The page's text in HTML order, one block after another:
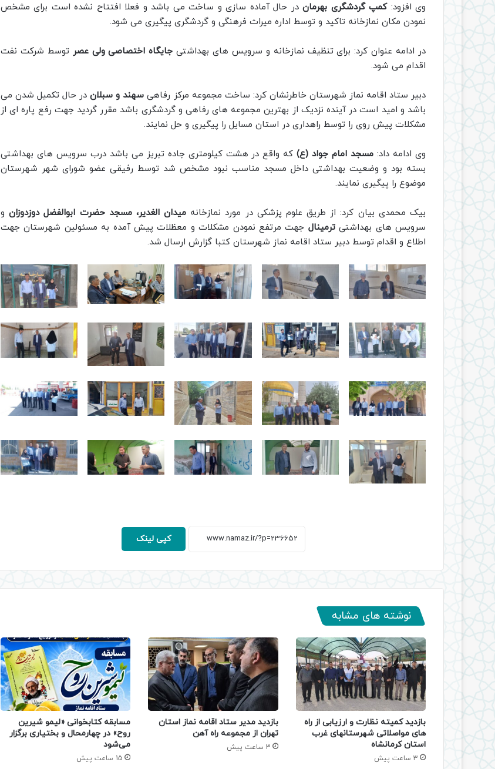
وی افزود:کمپ گردشگری بهرماندر حال آماده سازی و ساخت می باشد و فعلا افتتاح نشده است برای مشخص
نمودن مکان نمازخانه تاکيد و توسط اداره میراث فرهنگی و گردشگری پیگیری می شود.
در ادامه عنوان کرد: برای تنظیف نمازخانه و سرویس های بهداشتی جایگاه اختصاصی ولی عصر توسط شرکت نفت
اقدام می شود.
دبیر ستاد اقامه نماز شهرستان خاطرنشان کرد: ساخت مجموعه مرکز رفاهی سهند و سبلاندر حال تکمیل شدن می
باشد و امید است در آینده نزدیک از بهترین مجموعه های رفاهی و گردشگری باشد مقرر گردید جهت رفع پاره ای از
مشکلات پیش روی را توسط راهداری در استان مسایل را پیگیری و حل نمایند.
وی ادامه داد: مسجد امام جواد (ع)که واقع در هشت کیلومتری جاده تبریز می باشد درب سرویس های بهداشتی
بسته بود و وضعیت بهداشتی داخل مسجد مناسب نبود مشخص شد توسط رفیقی عضو شورای شهر شهرستان
موضوع را پیگیری نمایند.
بیک محمدی بیان کرد: از طریق علوم پزشکی در مورد نمازخانه میدان الغدیر، مسجد حضرت ابوالفضل دوزدوزانو
سرویس های بهداشتیترمینال جهت مرتفع نمودن مشکلات و معظلات پیش آمده به مسئولین شهرستان جهت
اطلاع و اقدام توسط دبیر ستاد اقامه نماز شهرستان کتبا گزارش ارسال شد.
کپی لینک
نوشته های مشابه
بازدید کمیته نظارت و ارزیابی از راه
های مواصلاتی شهرستانهای غرب
استان کرمانشاه
3 ساعت پیش
بازدید مدیر ستاد اقامه نماز استان
تهران از مجموعه راه آهن
3 ساعت پیش
مسابقه کتابخوانی «لیمو شیرین
روح» در چهارمحال و بختیاری برگزار
می‌شود
15 ساعت پیش